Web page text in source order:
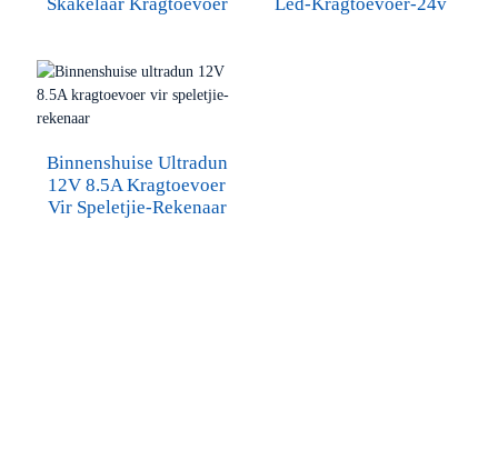
Binnenshuise Ultradun
12V 8.5A Kragtoevoer
Vir Speletjie-Rekenaar